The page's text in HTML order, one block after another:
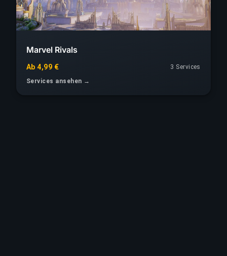
Marvel Rivals
Ab 4,99 €
3 Services
Services ansehen →